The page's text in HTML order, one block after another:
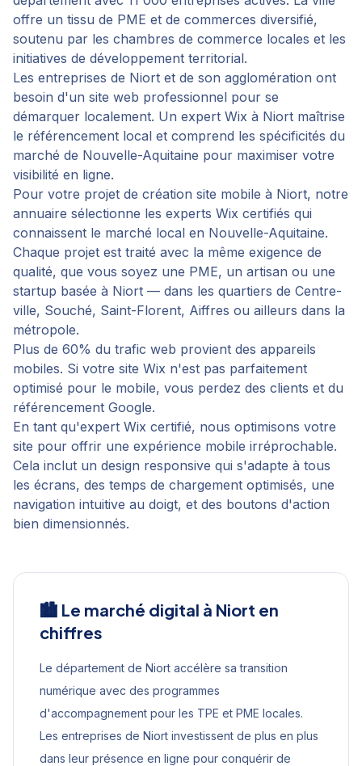
offre un tissu de PME et de commerces diversifié,
soutenu par les chambres de commerce locales et les
initiatives de développement territorial.
Les entreprises de Niort et de son agglomération ont
besoin d'un site web professionnel pour se
démarquer localement. Un expert Wix à Niort maîtrise
le référencement local et comprend les spécificités du
marché de Nouvelle-Aquitaine pour maximiser votre
visibilité en ligne.
Pour votre projet de création site mobile à Niort, notre
annuaire sélectionne les experts Wix certifiés qui
connaissent le marché local en Nouvelle-Aquitaine.
Chaque projet est traité avec la même exigence de
qualité, que vous soyez une PME, un artisan ou une
startup basée à Niort — dans les quartiers de Centre-
ville, Souché, Saint-Florent, Aiffres ou ailleurs dans la
métropole.
Plus de 60% du trafic web provient des appareils
mobiles. Si votre site Wix n'est pas parfaitement
optimisé pour le mobile, vous perdez des clients et du
référencement Google.
En tant qu'expert Wix certifié, nous optimisons votre
site pour offrir une expérience mobile irréprochable.
Cela inclut un design responsive qui s'adapte à tous
les écrans, des temps de chargement optimisés, une
navigation intuitive au doigt, et des boutons d'action
bien dimensionnés.
🏙️ Le marché digital à Niort en
chiffres
Le département de Niort accélère sa transition
numérique avec des programmes
d'accompagnement pour les TPE et PME locales.
Les entreprises de Niort investissent de plus en plus
dans leur présence en ligne pour conquérir de